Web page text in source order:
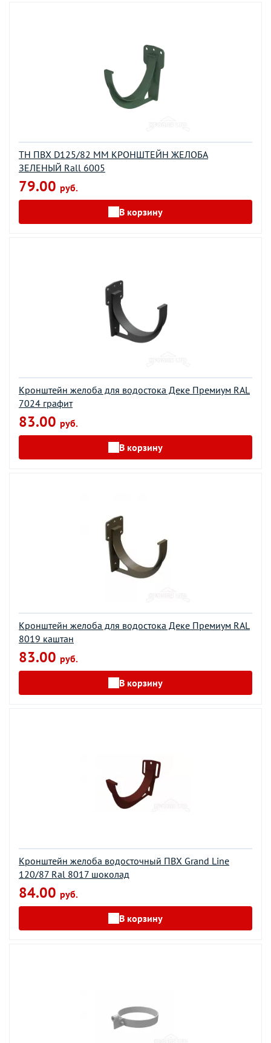
ТН ПВХ D125/82 ММ КРОНШТЕЙН ЖЕЛОБА
ЗЕЛЕНЫЙ Rall 6005
79.00 руб.
В корзину
Кронштейн желоба для водостока Деке Премиум RAL
7024 графит
83.00 руб.
В корзину
Кронштейн желоба для водостока Деке Премиум RAL
8019 каштан
83.00 руб.
В корзину
Кронштейн желоба водосточный ПВХ Grand Line
120/87 Ral 8017 шоколад
84.00 руб.
В корзину